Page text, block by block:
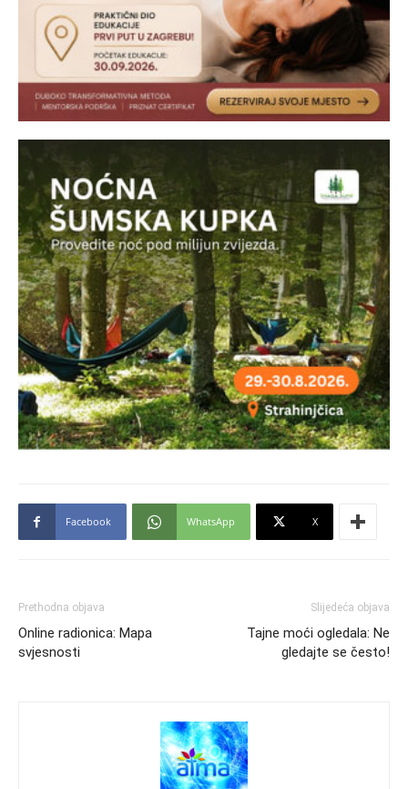
Facebook WhatsApp X
Prethodna objava
Online radionica: Mapa
svjesnosti
Slijedeća objava
Tajne moći ogledala: Ne
gledajte se često!